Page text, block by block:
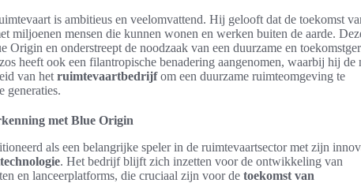
is ambitieus en veelomvattend. Hij gelooft dat de toekomst
miljoenen mensen die kunnen wonen en werken buiten de aarde.
Origin en onderstreept de noodzaak van een duurzame en
heeft ook een filantropische benadering aangenomen, waarbij hij de
van het ruimtevaartbedrijfom een duurzame ruimteomgeving te
generaties.
met Blue Origin
als een belangrijke speler in de ruimtevaartsector met zijn
. Het bedrijf blijft zich inzetten voor de ontwikkeling van
en lanceerplatforms, die cruciaal zijn voor de toekomst van